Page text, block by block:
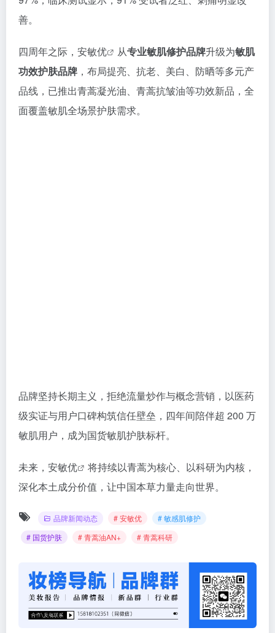
善。
四周年之际， 安敏优 从专业敏肌修护品牌升级为敏肌
功效护肤品牌 ，布局提亮、抗老、美白、防晒等多元产
品线，已推出青蒿凝光油、青蒿抗皱油等功效新品，全
面覆盖敏肌全场景护肤需求。
品牌坚持长期主义，拒绝流量炒作与概念营销，以医药
级实证与用户口碑构筑信任壁垒，四年间陪伴超 200 万
敏肌用户，成为国货敏肌护肤标杆。
未来， 安敏优
将持续以青蒿为核心、以科研为内核，
深化本土成分价值，让中国本草力量走向世界。
品牌新闻动态 # 安敏优
# 敏感肌修护
# 国货护肤
# 青蒿油AN+ # 青蒿科研